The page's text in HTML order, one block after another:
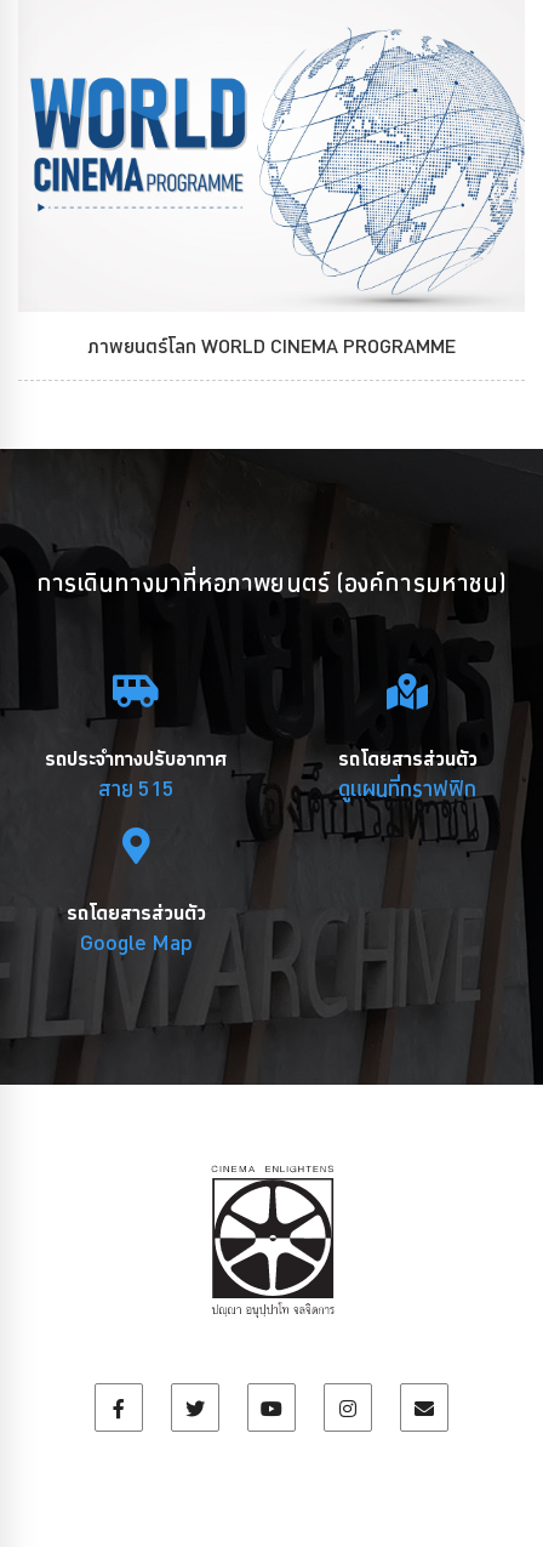
ภาพยนตร์โลก WORLD CINEMA PROGRAMME
การเดินทางมาที่หอภาพยนตร์ (องค์การมหาชน)
รถประจำทางปรับอากาศ
สาย 515
รถโดยสารส่วนตัว
ดูแผนที่กราฟฟิก
รถโดยสารส่วนตัว
Google Map